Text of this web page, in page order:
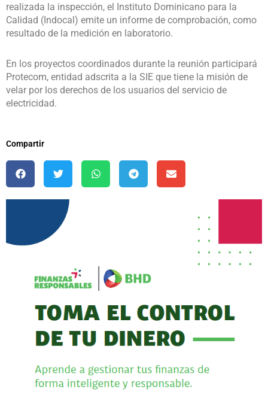
realizada la inspección, el Instituto Dominicano para la
Calidad (Indocal) emite un informe de comprobación, como
resultado de la medición en laboratorio.
En los proyectos coordinados durante la reunión participará
Protecom, entidad adscrita a la SIE que tiene la misión de
velar por los derechos de los usuarios del servicio de
electricidad.
Compartir